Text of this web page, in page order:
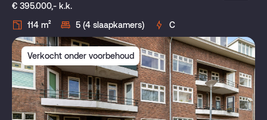
€ 395.000,- k.k.
114 m²
5 (4 slaapkamers) C
Verkocht onder voorbehoud